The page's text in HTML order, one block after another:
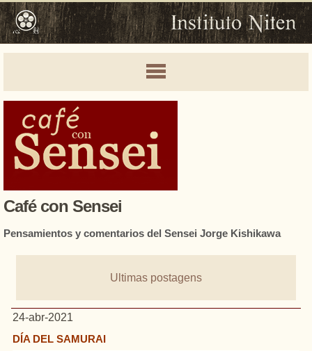
Café con Sensei
Pensamientos y comentarios del Sensei Jorge Kishikawa
Ultimas postagens
24-abr-2021
DÍA DEL SAMURAI